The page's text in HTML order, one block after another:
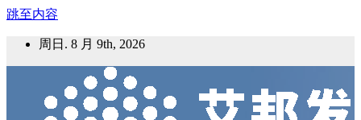
跳至内容
周日. 8 月 9th, 2026